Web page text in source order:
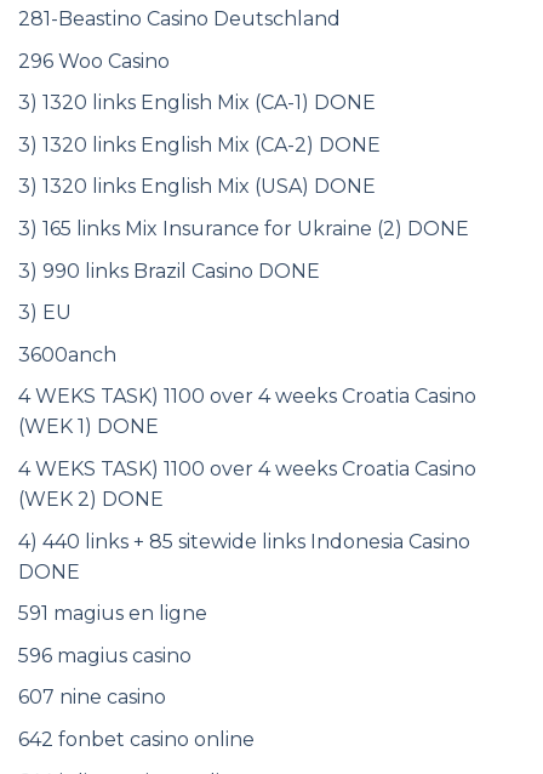
281-Beastino Casino Deutschland
296 Woo Casino
3) 1320 links English Mix (CA-1) DONE
3) 1320 links English Mix (CA-2) DONE
3) 1320 links English Mix (USA) DONE
3) 165 links Mix Insurance for Ukraine (2) DONE
3) 990 links Brazil Casino DONE
3) EU
3600anch
4 WEKS TASK) 1100 over 4 weeks Croatia Casino
(WEK 1) DONE
4 WEKS TASK) 1100 over 4 weeks Croatia Casino
(WEK 2) DONE
4) 440 links + 85 sitewide links Indonesia Casino
DONE
591 magius en ligne
596 magius casino
607 nine casino
642 fonbet casino online